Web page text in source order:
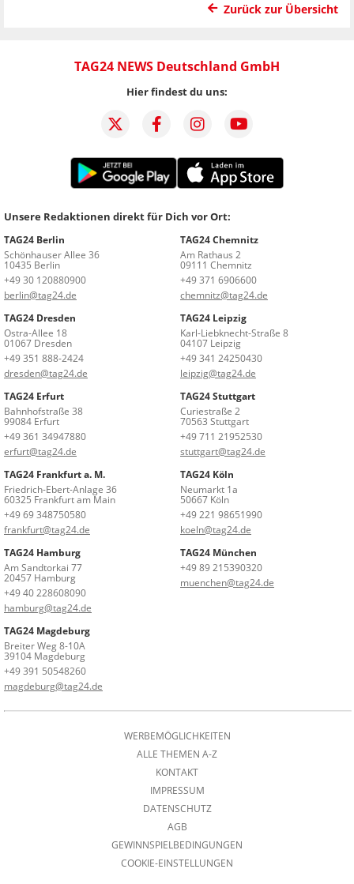
Zurück zur Übersicht
TAG24 NEWS Deutschland GmbH
Hier findest du uns:
Unsere Redaktionen direkt für Dich vor Ort:
TAG24 Berlin
Schönhauser Allee 36
10435 Berlin
+49 30 120880900
berlin@tag24.de
TAG24 Chemnitz
Am Rathaus 2
09111 Chemnitz
+49 371 6906600
chemnitz@tag24.de
TAG24 Dresden
Ostra-Allee 18
01067 Dresden
+49 351 888-2424
dresden@tag24.de
TAG24 Leipzig
Karl-Liebknecht-Straße 8
04107 Leipzig
+49 341 24250430
leipzig@tag24.de
TAG24 Erfurt
Bahnhofstraße 38
99084 Erfurt
+49 361 34947880
erfurt@tag24.de
TAG24 Stuttgart
Curiestraße 2
70563 Stuttgart
+49 711 21952530
stuttgart@tag24.de
TAG24 Frankfurt a. M.
Friedrich-Ebert-Anlage 36
60325 Frankfurt am Main
+49 69 348750580
frankfurt@tag24.de
TAG24 Köln
Neumarkt 1a
50667 Köln
+49 221 98651990
koeln@tag24.de
TAG24 Hamburg
Am Sandtorkai 77
20457 Hamburg
+49 40 228608090
hamburg@tag24.de
TAG24 München
+49 89 215390320
muenchen@tag24.de
TAG24 Magdeburg
Breiter Weg 8-10A
39104 Magdeburg
+49 391 50548260
magdeburg@tag24.de
WERBEMÖGLICHKEITEN
ALLE THEMEN A-Z
KONTAKT
IMPRESSUM
DATENSCHUTZ
AGB
GEWINNSPIELBEDINGUNGEN
COOKIE-EINSTELLUNGEN